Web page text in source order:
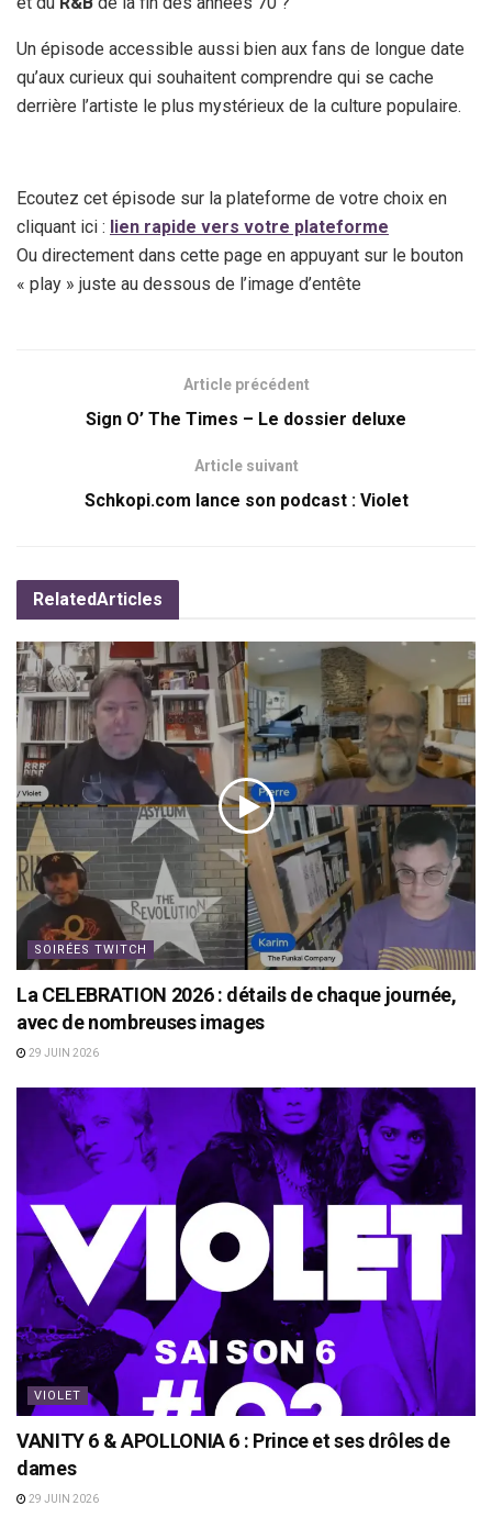
Un épisode accessible aussi bien aux fans de longue date
qu’aux curieux qui souhaitent comprendre qui se cache
derrière l’artiste le plus mystérieux de la culture populaire.
Ecoutez cet épisode sur la plateforme de votre choix en
cliquant ici : lien rapide vers votre plateforme
Ou directement dans cette page en appuyant sur le bouton
« play » juste au dessous de l’image d’entête
Article précédent
Sign O’ The Times – Le dossier deluxe
Article suivant
Schkopi.com lance son podcast : Violet
RelatedArticles
SOIRÉES TWITCH
La CELEBRATION 2026 : détails de chaque journée,
avec de nombreuses images
29 JUIN 2026
VIOLET
VANITY 6 & APOLLONIA 6 : Prince et ses drôles de
dames
29 JUIN 2026